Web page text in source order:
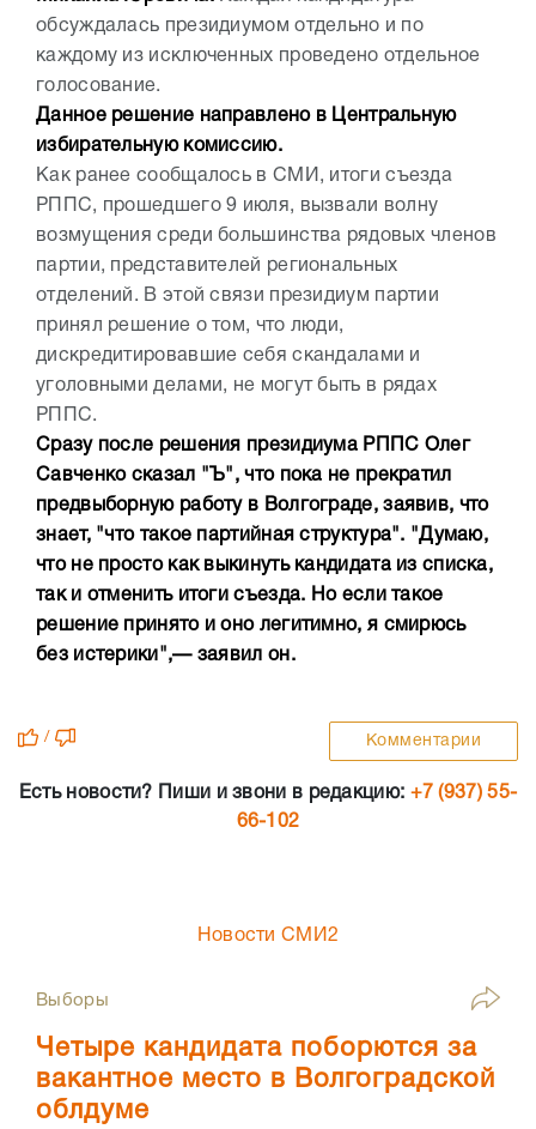
обсуждалась президиумом отдельно и по
каждому из исключенных проведено отдельное
голосование.
Данное решение направлено в Центральную
избирательную комиссию.
Как ранее сообщалось в СМИ, итоги съезда
РППС, прошедшего 9 июля, вызвали волну
возмущения среди большинства рядовых членов
партии, представителей региональных
отделений. В этой связи президиум партии
принял решение о том, что люди,
дискредитировавшие себя скандалами и
уголовными делами, не могут быть в рядах
РППС.
Сразу после решения президиума РППС Олег
Савченко сказал "Ъ", что пока не прекратил
предвыборную работу в Волгограде, заявив, что
знает, "что такое партийная структура". "Думаю,
что не просто как выкинуть кандидата из списка,
так и отменить итоги съезда. Но если такое
решение принято и оно легитимно, я смирюсь
без истерики",— заявил он.
/ Комментарии
Есть новости? Пиши и звони в редакцию: +7 (937) 55-
66-102
Новости СМИ2
Выборы
Четыре кандидата поборются за
вакантное место в Волгоградской
облдуме